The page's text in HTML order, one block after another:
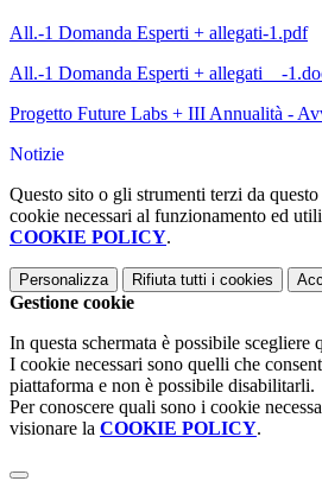
All.-1 Domanda Esperti + allegati-1.pdf
All.-1 Domanda Esperti + allegati__-
Progetto Future Labs + III Annualità -
Notizie
Questo sito o gli strumenti terzi da
cookie necessari al funzionamento ed
COOKIE POLICY.
Personalizza Rifiuta tutti i cookies
Gestione cookie
In questa schermata è possibile scegliere
I cookie necessari sono quelli che
piattaforma e non è possibile disabilitarli.
Per conoscere quali sono i cookie
visionare la COOKIE POLICY.